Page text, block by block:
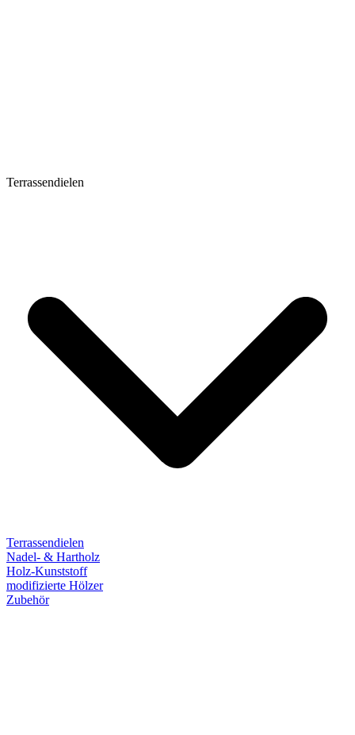
Terrassendielen
Terrassendielen
Nadel- & Hartholz
Holz-Kunststoff
modifizierte Hölzer
Zubehör